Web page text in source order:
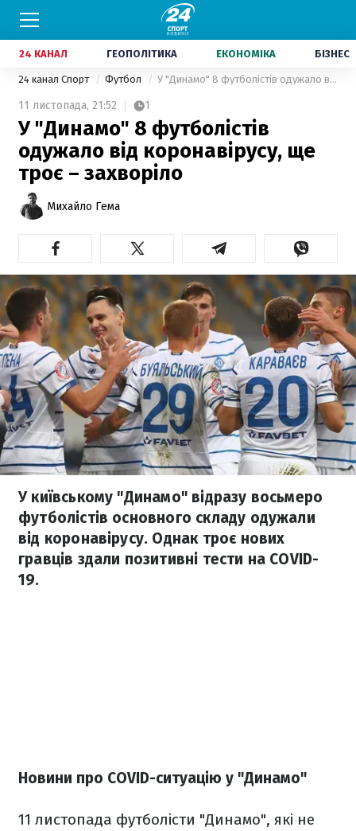
24 КАНАЛ ГЕОПОЛІТИКА ЕКОНОМІКА БІЗНЕС
24 канал Спорт Футбол У "Динамо" 8 футболістів одужало від коронавірусу, ще троє – захворіло
11 листопада, 21:52 1
У "Динамо" 8 футболістів
одужало від коронавірусу, ще
троє – захворіло
Михайло Гема
У київському "Динамо" відразу восьмеро
футболістів основного складу одужали
від коронавірусу. Однак троє нових
гравців здали позитивні тести на COVID-
19.
Новини про COVID-ситуацію у "Динамо"
11 листопада футболісти "Динамо", які не